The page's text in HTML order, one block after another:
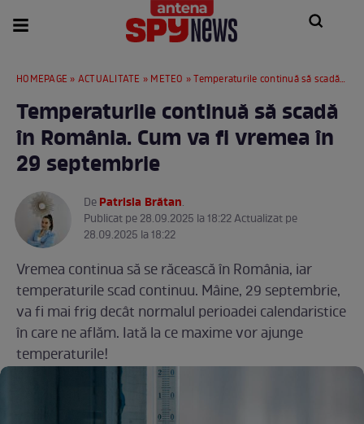
HOMEPAGE » ACTUALITATE » METEO » Temperaturile continuă să scadă în România. Cum va fi vremea în 29 septembrie
Temperaturile continuă să scadă
în România. Cum va fi vremea în
29 septembrie
DePatrisia Brătan.
Publicat pe 28.09.2025 la 18:22 Actualizat pe
28.09.2025 la 18:22
Vremea continua să se răcească în România, iar
temperaturile scad continuu. Mâine, 29 septembrie,
va fi mai frig decât normalul perioadei calendaristice
în care ne aflăm. Iată la ce maxime vor ajunge
temperaturile!